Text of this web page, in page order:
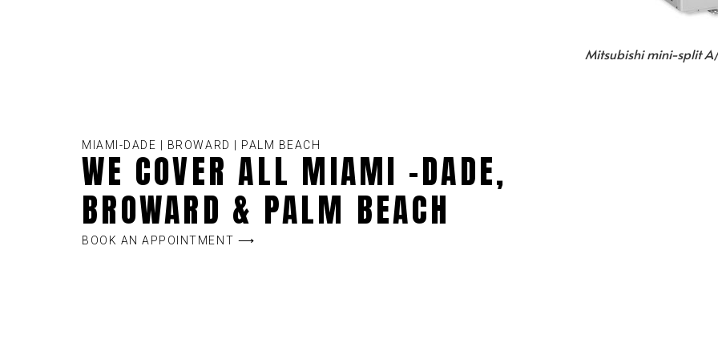
Mitsubishi mini-split
MIAMI-DADE | BROWARD | PALM BEACH
WE COVER ALL MIAMI -DADE,
BROWARD & PALM BEACH
BOOK AN APPOINTMENT ⟶